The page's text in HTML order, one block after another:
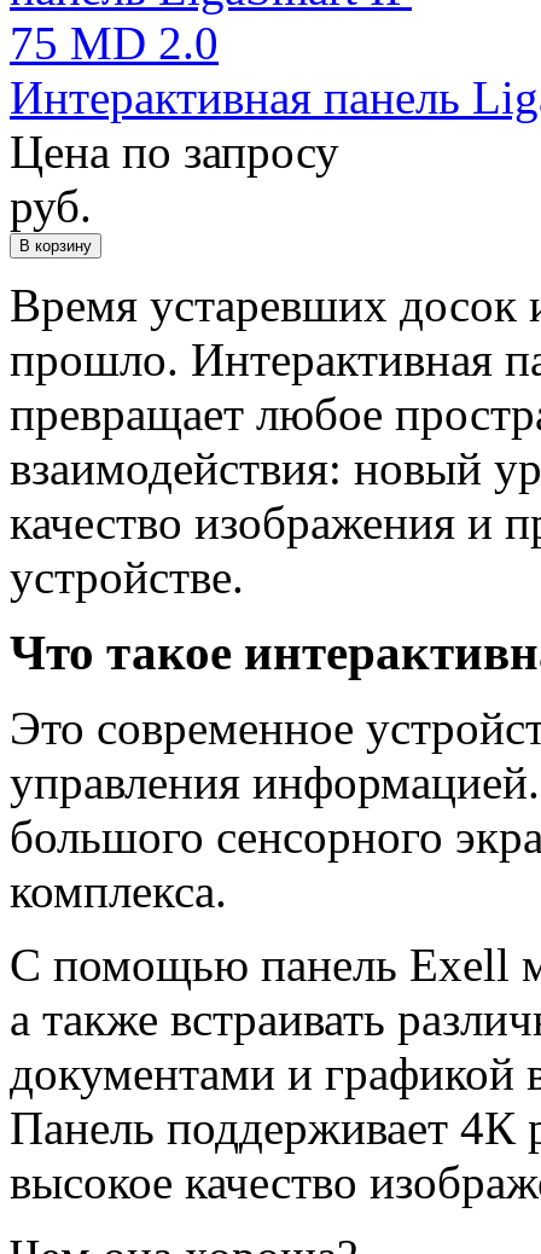
Интерактивная панель
Цена по запросу
руб.
В корзину
Время устаревших досок
прошло. Интерактивная
превращает любое
взаимодействия: новый
качество изображения и
устройстве.
Что такое
Это современное
управления
большого сенсорного
комплекса.
С помощью панель Exell
а также встраивать
документами и графикой
Панель поддерживает 4К
высокое качество